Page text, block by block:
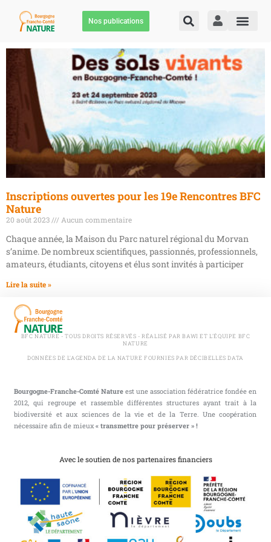
Nos publications
Inscriptions ouvertes pour les 19e Rencontres BFC
Nature
20 août 2023 Aucun commentaire
Chaque année, la Maison du Parc naturel régional du Morvan
s’anime. De nombreux scientifiques, passionnés, professionnels,
amateurs, étudiants, citoyens et élus sont invités à participer
Lire la suite »
BFC NATURE - TOUS DROITS RÉSERVÉS - RÉALISÉ PAR BAWI ET L'ÉQUIPE BFC
NATURE
DONNÉES DE L'AGENDA DE LA NATURE FOURNIES PAR DÉCIBELLES DATA
Bourgogne-Franche-Comté Nature est une association fédératrice fondée en
2012, qui regroupe et rassemble différentes structures ayant trait à la
biodiversité et aux sciences de la vie et de la Terre. Une coopération
nécessaire afin de mieux« transmettre pour préserver » !
Avec le soutien de nos partenaires financiers